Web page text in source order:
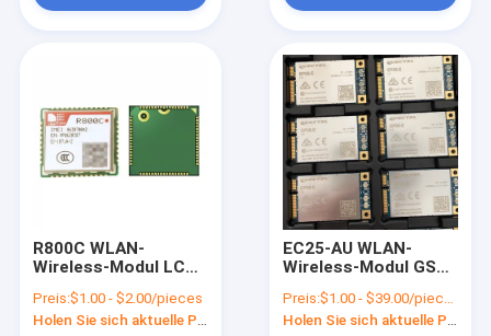
Videos
R800C WLAN-
Wireless-Modul LCC-
Modul mit zwei
Bandbreiten
Preis:$1.00 - $2.00/pieces
EC25-AU WLAN-
Wireless-Modul GSM
FDD LTE-TDD
Preis:$1.00 - $39.00/pieces